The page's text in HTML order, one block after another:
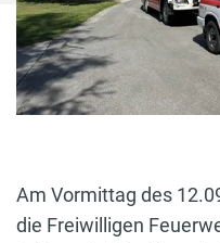
Am Vormittag des
die Freiwilligen